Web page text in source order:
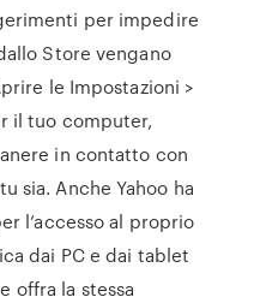
per impedire
Store vengano
le Impostazioni >
il tuo computer,
in contatto con
sia. Anche Yahoo ha
l’accesso al proprio
dai PC e dai tablet
offra la stessa